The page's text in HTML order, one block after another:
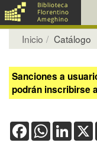
Inicio Catálogo
Sanciones a
podrán inscribirse
FacebookWhatsAppX